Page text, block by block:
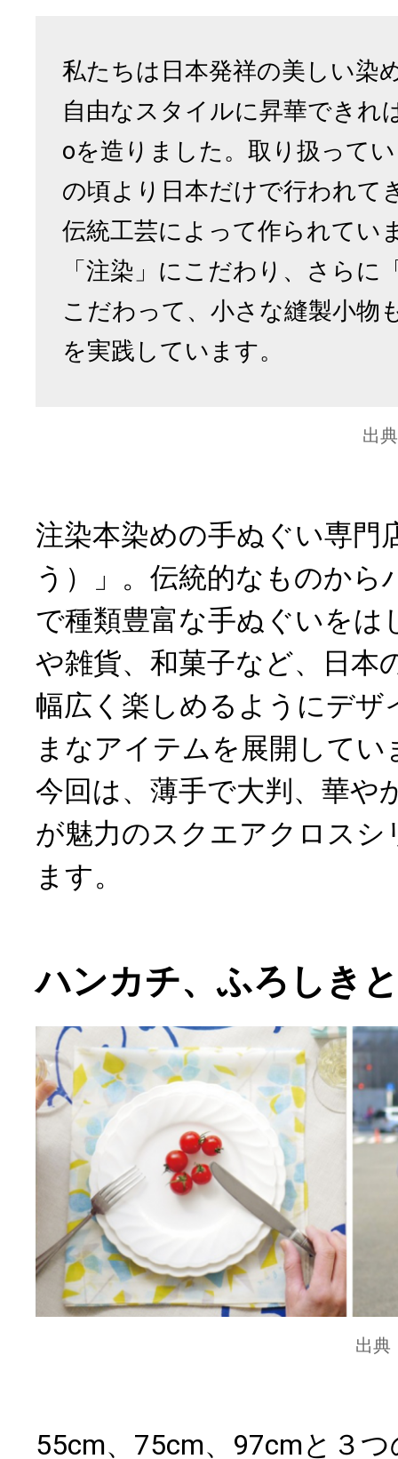
私たちは日本発祥の美しい染
自由なスタイルに昇華できれ
oを造りました。取り扱って
の頃より日本だけで行われて
伝統工芸によって作られてい
「注染」にこだわり、さらに
こだわって、小さな縫製小物
を実践しています。
出
注染本染めの手ぬぐい専門
う）」。伝統的なものから
で種類豊富な手ぬぐいをは
や雑貨、和菓子など、日本
幅広く楽しめるようにデザ
まなアイテムを展開してい
今回は、薄手で大判、華や
が魅力のスクエアクロスシ
ます。
ハンカチ、ふろしき
出典
55cm、75cm、97cmと３